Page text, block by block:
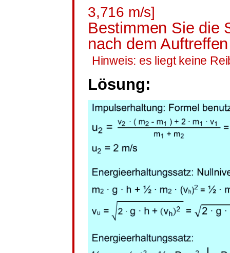
3,716 m/s]
Bestimmen Sie die
nach dem
Hinweis: es liegt keine
Lösung: